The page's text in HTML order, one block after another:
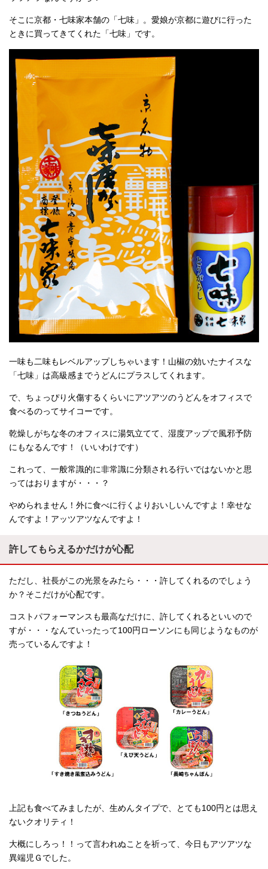
そこに京都・七味家本舗の「七味」。愛娘が京都に遊びに行った
ときに買ってきてくれた「七味」です。
一味も二味もレベルアップしちゃいます！山椒の効いたナイスな
「七味」は高級感までうどんにプラスしてくれます。
で、ちょっぴり火傷するくらいにアツアツのうどんをオフィスで
食べるのってサイコーです。
乾燥しがちな冬のオフィスに湯気立てて、湿度アップで風邪予防
にもなるんです！（いいわけです）
これって、一般常識的に非常識に分類される行いではないかと思
ってはおりますが・・・？
やめられません！外に食べに行くよりおいしいんですよ！幸せな
んですよ！アッツアツなんですよ！
許してもらえるかだけが心配
ただし、社長がこの光景をみたら・・・許してくれるのでしょう
か？そこだけが心配です。
コストパフォーマンスも最高なだけに、許してくれるといいので
すが・・・なんていったって100円ローソンにも同じようなものが
売っているんですよ！
上記も食べてみましたが、生めんタイプで、とても100円とは思え
ないクオリティ！
大概にしろっ！！って言われぬことを祈って、今日もアツアツな
異端児Ｇでした。